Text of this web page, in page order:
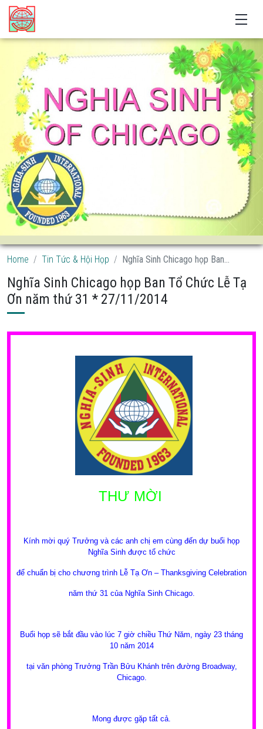
Home Tin Tức & Hội Họp Nghĩa Sinh Chicago họp Ban...
Nghĩa Sinh Chicago họp Ban Tổ Chức Lễ Tạ
Ơn năm thứ 31 * 27/11/2014
THƯ MỜI
Kính mời quý Trưởng và các anh chị em cùng đến dự buổi họp
Nghĩa Sinh được tổ chức
để chuẩn bị cho chương trình Lễ Tạ Ơn – Thanksgiving Celebration
năm thứ 31 của Nghĩa Sinh Chicago.
Buổi họp sẽ bắt đầu vào lúc 7 giờ chiều Thứ Năm, ngày 23 tháng
10 năm 2014
tại văn phòng Trưởng Trần Bửu Khánh trên đường Broadway,
Chicago.
Mong được gặp tất cả.